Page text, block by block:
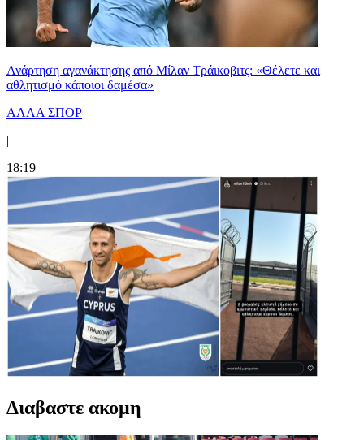
Ανάρτηση αγανάκτησης από Μίλαν Τράικοβιτς: «Θέλετε και
αθλητισμό κάποιοι δαμέσα»
ΑΛΛΑ ΣΠΟΡ
|
18:19
Διαβαστε ακομη